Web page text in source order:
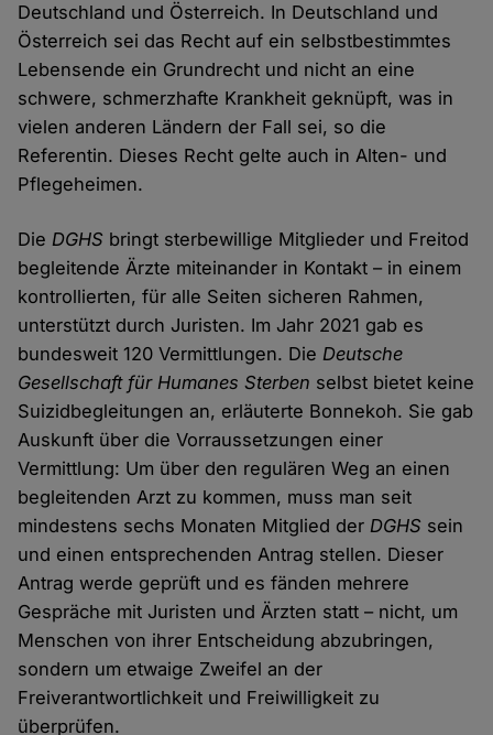
Deutschland und Österreich. In Deutschland und
Österreich sei das Recht auf ein selbstbestimmtes
Lebensende ein Grundrecht und nicht an eine
schwere, schmerzhafte Krankheit geknüpft, was in
vielen anderen Ländern der Fall sei, so die
Referentin. Dieses Recht gelte auch in Alten- und
Pflegeheimen.
DieDGHS bringt sterbewillige Mitglieder und Freitod
begleitende Ärzte miteinander in Kontakt – in einem
kontrollierten, für alle Seiten sicheren Rahmen,
unterstützt durch Juristen. Im Jahr 2021 gab es
bundesweit 120 Vermittlungen. DieDeutsche
Gesellschaft für Humanes Sterben selbst bietet keine
Suizidbegleitungen an, erläuterte Bonnekoh. Sie gab
Auskunft über die Vorraussetzungen einer
Vermittlung: Um über den regulären Weg an einen
begleitenden Arzt zu kommen, muss man seit
mindestens sechs Monaten Mitglied derDGHS sein
und einen entsprechenden Antrag stellen. Dieser
Antrag werde geprüft und es fänden mehrere
Gespräche mit Juristen und Ärzten statt – nicht, um
Menschen von ihrer Entscheidung abzubringen,
sondern um etwaige Zweifel an der
Freiverantwortlichkeit und Freiwilligkeit zu
überprüfen.